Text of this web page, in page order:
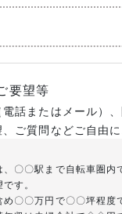
要望等
話またはメール）
ご質問などご自由に
、〇〇駅まで自転車圏内
す。
〇〇万円で〇〇坪程度